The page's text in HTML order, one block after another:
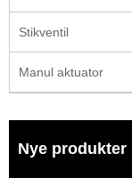
Stikventil
Manul aktuator
Nye produkter